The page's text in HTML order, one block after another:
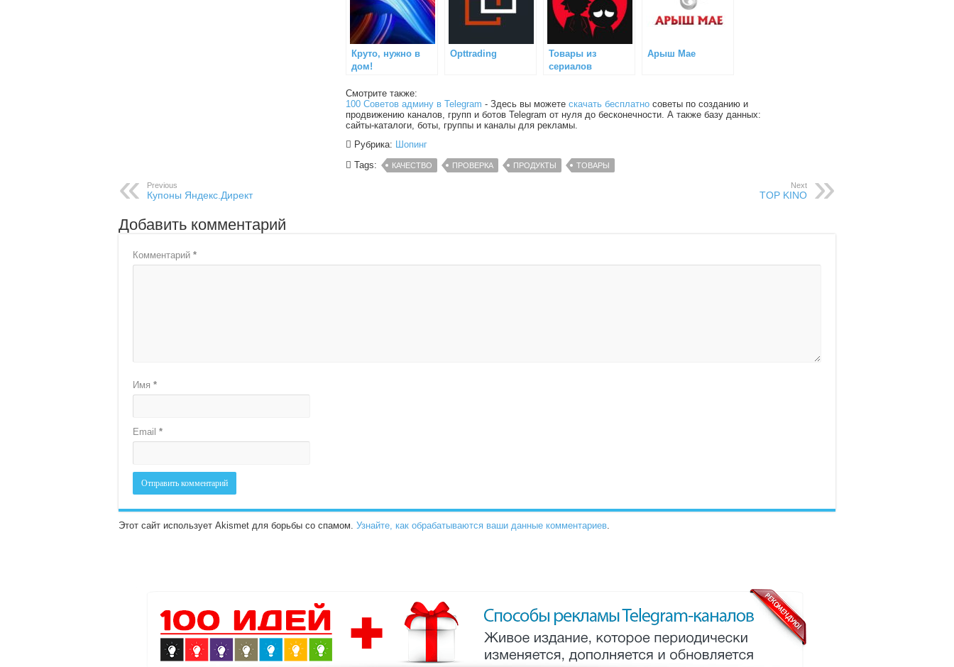
Круто, нужно в
дом!
Opttrading
Товары из
сериалов
Арыш Мае
Смотрите также:
100 Советов админу в Telegram - Здесь вы можете скачать бесплатно советы по созданию и
продвижению каналов, групп и ботов Telegram от нуля до бесконечности. А также базу данных:
сайты-каталоги, боты, группы и каналы для рекламы.
Рубрика: Шопинг
Tags:
КАЧЕСТВО ПРОВЕРКА ПРОДУКТЫ ТОВАРЫ
Previous
Купоны Яндекс.Директ
Next
TOP KINO
Добавить комментарий
Комментарий *
Имя *
Email *
Этот сайт использует Akismet для борьбы со спамом. Узнайте, как обрабатываются ваши данные комментариев.